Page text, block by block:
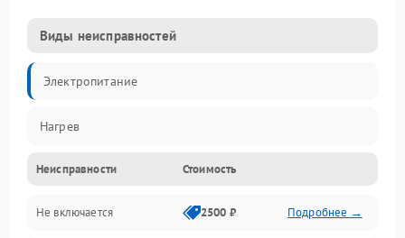
Виды неисправностей
Электропитание
Нагрев
Неисправности Стоимость
Не включается 2500 ₽ Подробнее →